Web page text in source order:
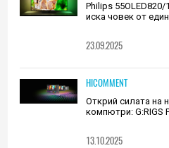
Philips
иска човек от
23.09.2025
HICOMMENT
Открий силата на
компютри: G:RIGS
13.10.2025